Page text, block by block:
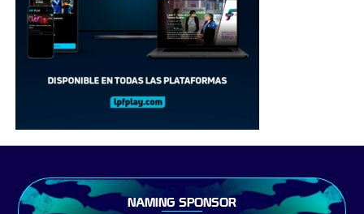
NAMING SPONSOR